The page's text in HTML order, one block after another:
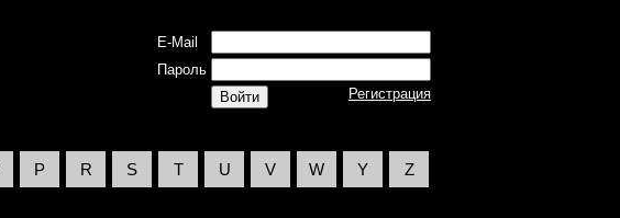
E-Mail
Пароль
Регистрация
P R S T U V W Y Z